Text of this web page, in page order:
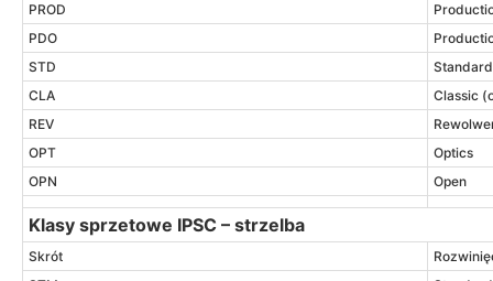
PROD
PDO
STD
CLA
Classic
REV
OPT
Optics
OPN
Open
Klasy sprzetowe IPSC – strzelba
Skrót